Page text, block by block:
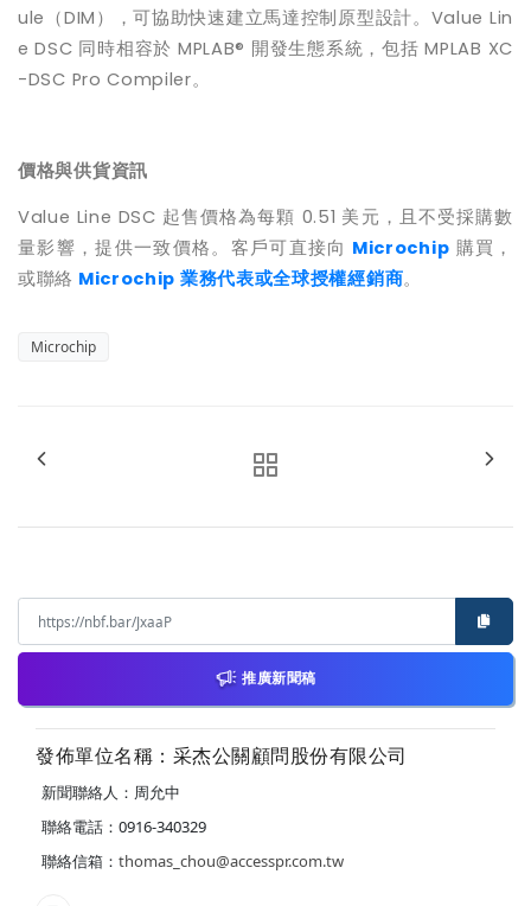
ule （DIM ），可協助快速建立馬達控制原型設計。 Value Lin
e DSC 同時相容於 MPLAB® 開發生態系統，包括 MPLAB XC
-DSC Pro Compiler。
價格與供貨資訊
Value Line DSC 起售價格為每顆 0.51 美元，且不受採購數
量影響，提供一致價格。客戶可直接向 Microchip 購買，
或聯絡 Microchip 業務代表或全球授權經銷商。
Microchip
推廣新聞稿
發佈單位名稱：采杰公關顧問股份有限公司
新聞聯絡人：周允中
聯絡電話：0916-340329
聯絡信箱： thomas_chou@accesspr.com.tw